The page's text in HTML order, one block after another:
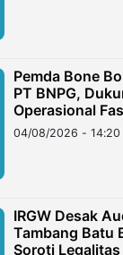
Pemda Bone
PT BNPG,
Operasional
04/08/2026 - 14:20
IRGW Desak
Tambang Batu
Soroti